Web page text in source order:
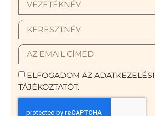
ELFOGADOM AZ ADATKEZELÉSI
TÁJÉKOZTATÓT.